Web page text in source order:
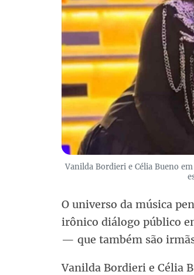
Vanilda Bordieri e Célia Bueno
O universo da música
irônico diálogo público
— que também são
Vanilda Bordieri e Célia